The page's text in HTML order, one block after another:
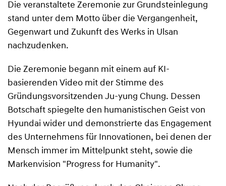
Die veranstaltete Zeremonie zur Grundsteinlegung
stand unter dem Motto über die Vergangenheit,
Gegenwart und Zukunft des Werks in Ulsan
nachzudenken.
Die Zeremonie begann mit einem auf KI-
basierenden Video mit der Stimme des
Gründungsvorsitzenden Ju-yung Chung. Dessen
Botschaft spiegelte den humanistischen Geist von
Hyundai wider und demonstrierte das Engagement
des Unternehmens für Innovationen, bei denen der
Mensch immer im Mittelpunkt steht, sowie die
Markenvision "Progress for Humanity".